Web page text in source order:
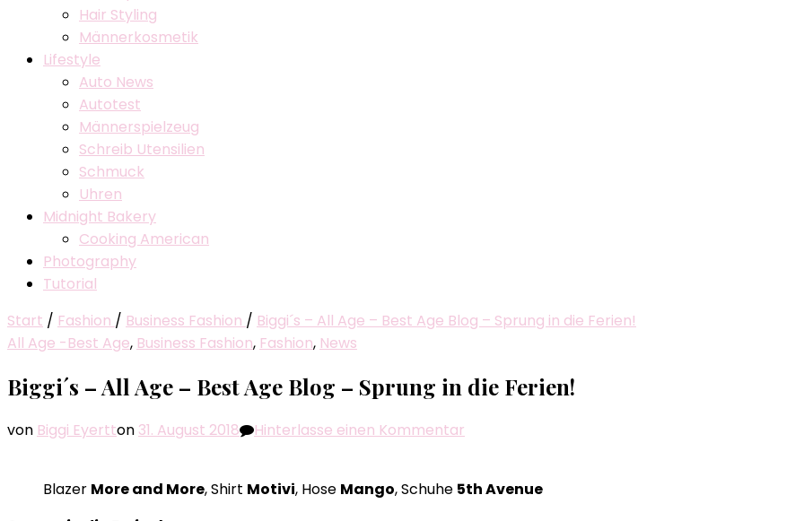
Hair Styling
Männerkosmetik
Lifestyle
Auto News
Autotest
Männerspielzeug
Schreib Utensilien
Schmuck
Uhren
Midnight Bakery
Cooking American
Photography
Tutorial
Start / Fashion / Business Fashion / Biggi´s – All Age – Best Age Blog – Sprung in die Ferien!
All Age -Best Age, Business Fashion, Fashion, News
Biggi´s – All Age – Best Age Blog – Sprung in die Ferien!
von Biggi Eyertton 31. August 2018 Hinterlasse einen Kommentar
–
Blazer More and More, Shirt Motivi, Hose Mango, Schuhe 5th Avenue